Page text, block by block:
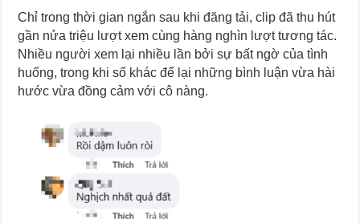
Chỉ trong thời gian ngắn sau khi đăng tải, clip đã thu hút
gần nửa triệu lượt xem cùng hàng nghìn lượt tương tác.
Nhiều người xem lại nhiều lần bởi sự bất ngờ của tình
huống, trong khi số khác để lại những bình luận vừa hài
hước vừa đồng cảm với cô nàng.